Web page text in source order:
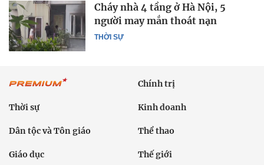
THỜI SỰ
Cháy nhà 4 tầng ở Hà Nội, 5
người may mắn thoát nạn
Chính trị
Thời sự Kinh doanh
Dân tộc và Tôn giáo Thể thao
Giáo dục Thế giới